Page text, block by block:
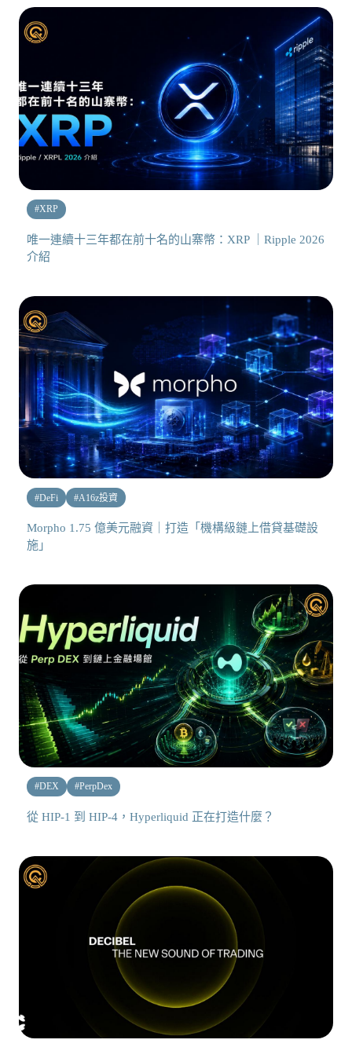
#XRP
唯一連續十三年都在前十名的山寨幣：XRP ｜Ripple 2026
介紹
#DeFi #A16z投資
Morpho 1.75 億美元融資｜打造「機構級鏈上借貸基礎設
施」
#DEX #PerpDex
從 HIP-1 到 HIP-4，Hyperliquid 正在打造什麼？